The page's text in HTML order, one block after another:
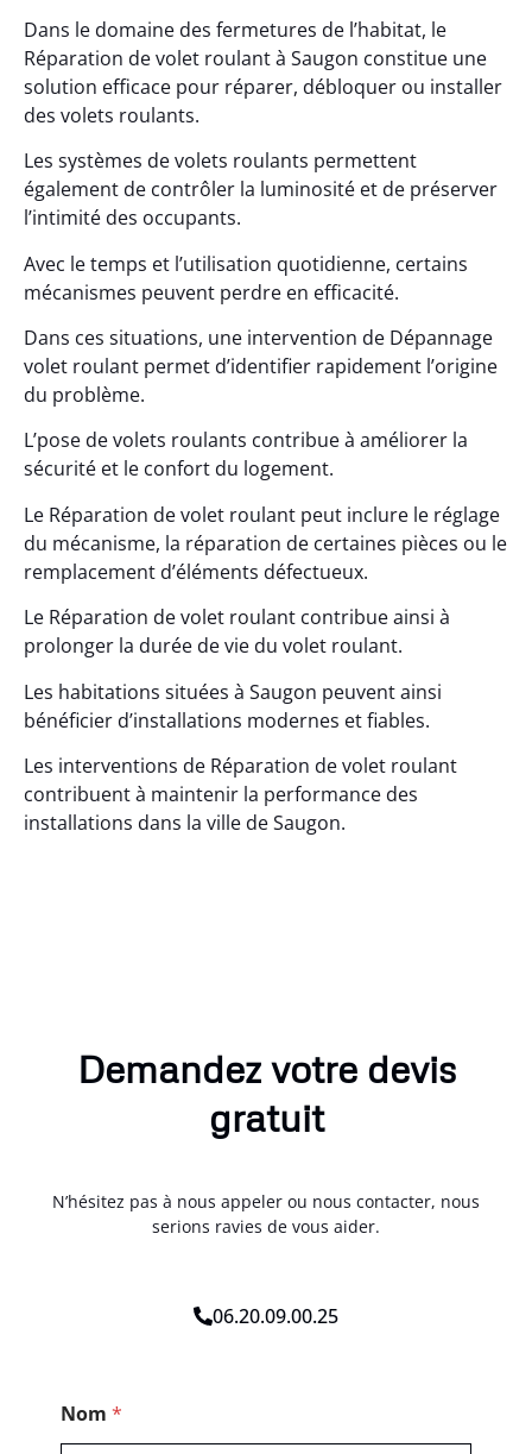
Dans le domaine des fermetures de l’habitat, le
Réparation de volet roulant à Saugon constitue une
solution efficace pour réparer, débloquer ou installer
des volets roulants.
Les systèmes de volets roulants permettent
également de contrôler la luminosité et de préserver
l’intimité des occupants.
Avec le temps et l’utilisation quotidienne, certains
mécanismes peuvent perdre en efficacité.
Dans ces situations, une intervention de Dépannage
volet roulant permet d’identifier rapidement l’origine
du problème.
L’pose de volets roulants contribue à améliorer la
sécurité et le confort du logement.
Le Réparation de volet roulant peut inclure le réglage
du mécanisme, la réparation de certaines pièces ou le
remplacement d’éléments défectueux.
Le Réparation de volet roulant contribue ainsi à
prolonger la durée de vie du volet roulant.
Les habitations situées à Saugon peuvent ainsi
bénéficier d’installations modernes et fiables.
Les interventions de Réparation de volet roulant
contribuent à maintenir la performance des
installations dans la ville de Saugon.
Demandez votre devis
gratuit
N’hésitez pas à nous appeler ou nous contacter, nous
serions ravies de vous aider.
06.20.09.00.25
e
s
Nom *